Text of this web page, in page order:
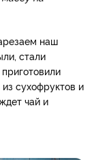
наш
стали
сухофруктов и
чай и